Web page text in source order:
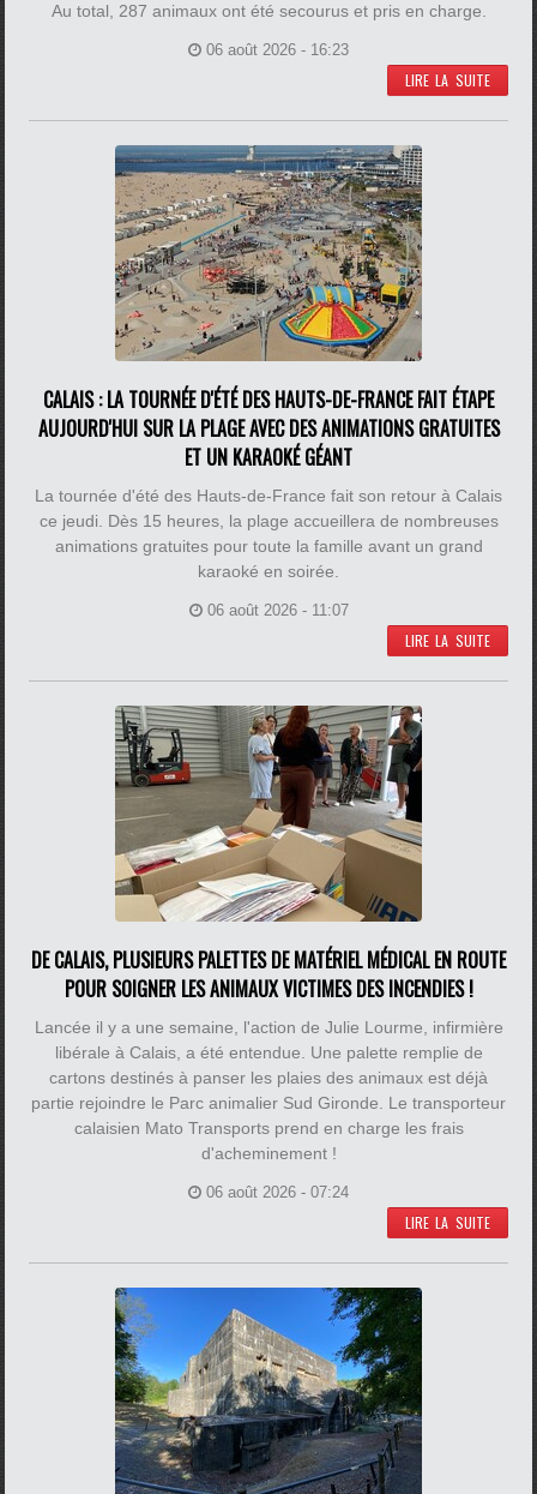
Au total, 287 animaux ont été secourus et pris en charge.
06 août 2026 - 16:23
LIRE LA SUITE
CALAIS : LA TOURNÉE D'ÉTÉ DES HAUTS-DE-FRANCE FAIT ÉTAPE
AUJOURD'HUI SUR LA PLAGE AVEC DES ANIMATIONS GRATUITES
ET UN KARAOKÉ GÉANT
La tournée d'été des Hauts-de-France fait son retour à Calais
ce jeudi. Dès 15 heures, la plage accueillera de nombreuses
animations gratuites pour toute la famille avant un grand
karaoké en soirée.
06 août 2026 - 11:07
LIRE LA SUITE
DE CALAIS, PLUSIEURS PALETTES DE MATÉRIEL MÉDICAL EN ROUTE
POUR SOIGNER LES ANIMAUX VICTIMES DES INCENDIES !
Lancée il y a une semaine, l'action de Julie Lourme, infirmière
libérale à Calais, a été entendue. Une palette remplie de
cartons destinés à panser les plaies des animaux est déjà
partie rejoindre le Parc animalier Sud Gironde. Le transporteur
calaisien Mato Transports prend en charge les frais
d'acheminement !
06 août 2026 - 07:24
LIRE LA SUITE